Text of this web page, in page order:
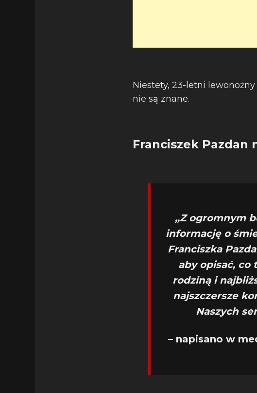
Niestety, 23-letni
nie są znane.
Franciszek Pazdan
„Z ogromnym
informację o
Franciszka
aby opisać, co
rodziną i
najszczersze
Naszych
– napisano w